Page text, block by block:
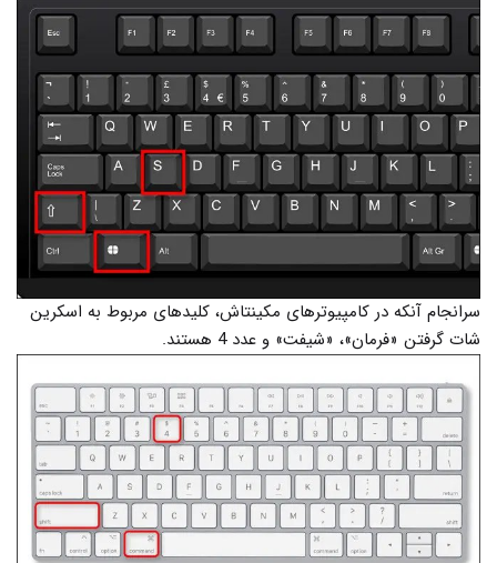
سرانجام آنکه در کامپیوترهای مکینتاش، کلیدهای مربوط به اسکرین
شات گرفتن «فرمان»، «شیفت» و عدد 4 هستند.